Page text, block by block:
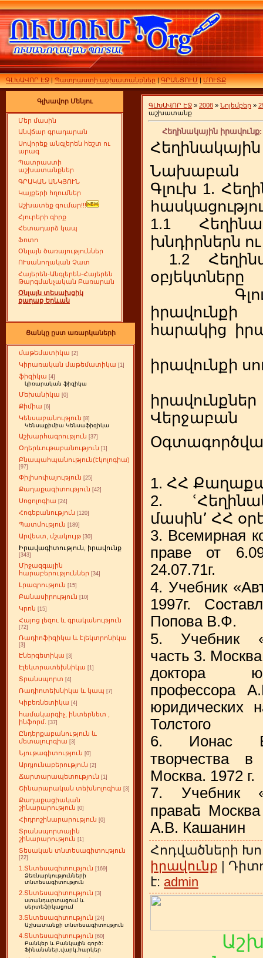
ԳԼԽԱՎՈՐ ԷՋ|Պատրաստի աշխատանքներ|ԳՐԱՆՑՈՒՄ|ՄՈՒՏՔ
Գլխավոր Մենյու
Մեր մասին
Անվճար գրադարան
Սովորեք անգլերեն հեշտ ու
արագ
Պատրաստի
աշխատանքներ
ԳՐԱԿԱՆ ԱՆԿՅՈՒՆ
Կայքերի հղումներ
Աշխատեք գումար!!!
Հյուրերի գիրք
Հետադարձ կապ
Ֆոտո
Օնլայն ծառայություններ
ՈՒսանողական Չատ
Հայերեն-Անգլերեն-Հայերեն
Թարգմանչական Բառարան
Օնլայն տեսախցիկ
քաղաք Երևան
Ցանկը ըստ առարկաների
մաթեմատիկա [2]
Կիրառական մաթեմատիկա [1]
ֆիզիկա [4]
կիռարական ֆիզիկա
Մեխանիկա [0]
Քիմիա [6]
Կենսաբանություն [8]
Կենսաքիմիա Կենսաֆիզիկա
Աշխարհագրություն [37]
Օդերևութաբանություն [1]
Բնապահպանություն(էկոլոգիա)
[97]
Փիլիսոփայություն [25]
Քաղաքագիտություն [42]
Սոցոլոգիա [24]
Հոգեբանություն [120]
Պատմություն [189]
Արվեստ, մշակույթ [30]
Իրավագիտություն, իրավունք
[343]
Միջազգային
հարաբերություններ [34]
Լրագրություն [15]
Բանասիրություն [10]
Կրոն [15]
Հայոց լեզու և գրականություն
[72]
Ռադիոֆիզիկա և էլեկտրոնիկա
[3]
Էներգետիկա [3]
Էլեկտրատեխնիկա [1]
Տրանսպորտ [4]
Ռադիոտեխնիկա և կապ [7]
Կիբեռնետիկա [4]
համակարգիչ, ինտերնետ ,
ինֆորմ.
[37]
Ընդերքաբանություն և
մետալուրգիա [3]
Նյութագիտություն [0]
Արդյունաբերություն [2]
Ճարտարապետություն [1]
Շինարարական տեխնոլոգիա [3]
Քաղաքացիական
շինարարություն [0]
Հիդրոշինարարություն [0]
Տրանսպորտային
շինարարություն [1]
Տեսական տնտեսագիտություն
[22]
1.Տնտեսագիտություն [169]
Ձեռնարկությունների
տնտեսագիտություն
2.Տնտեսագիտություն [3]
ստանդարտացում և
սերտեֆիկացում
3.Տնտեսագիտություն [24]
Աշխատանքի տնտեսագիտություն
4.Տնտեսագիտություն [60]
Բանկեր և Բանկային գործ:
Ֆինանսներ,վարկ,հարկեր
ԳԼԽԱՎՈՐ ԷՋ » 2008 » Նոյեմբեր »
աշխատանք
Հեղինակային
Նախաբան
Գլուխ 1.
1.1
խնդիրներն
1.2
օբյեկտները
Գլուխ
հարակից
իրավունքի
իրավունքներ
Վերջաբան
1. ՀՀ
2.
մասին՚ ՀՀ
3. Всемирная
праве от
24.07.71г.
4. Учебник
1997г.
Попова В.Ф.
5. Учебник
часть 3.
доктора
профессора
юридических
Толстого
6. Ионас
творчества в
Москва. 1972 г.
7. Учебник
праваե
А.В. Кашанин
Հոդվածների
իրավունք |
է: admin